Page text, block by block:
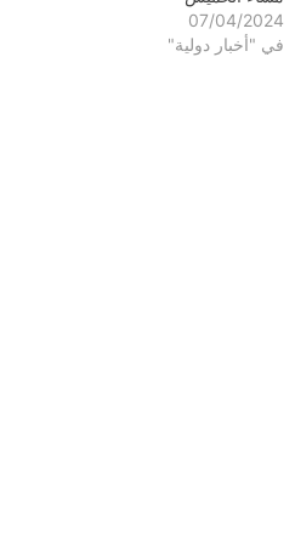
07/04/2024
في "أخبار دولية"